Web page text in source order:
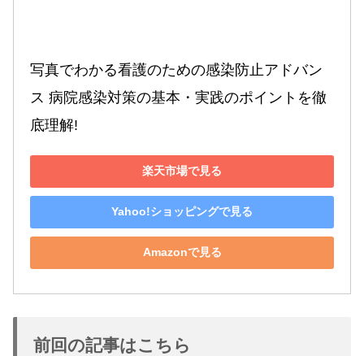
写真でわかる看護のための感染防止アドバン
ス 病院感染対策の基本・実践のポイントを徹
底理解!
楽天市場で見る
Yahoo!ショッピングで見る
Amazonで見る
前回の記事はこちら